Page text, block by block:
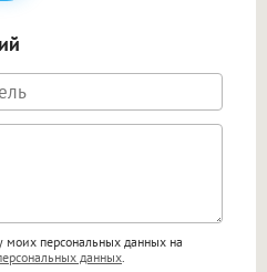
моих персональных данных на
данных.